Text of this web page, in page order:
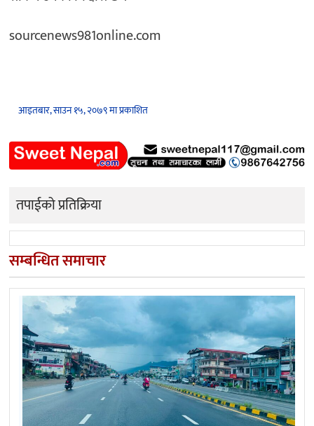
sourcenews981online.com
आइतबार, साउन १५, २०७९ मा प्रकाशित
तपाईको प्रतिक्रिया
सम्बन्धित समाचार